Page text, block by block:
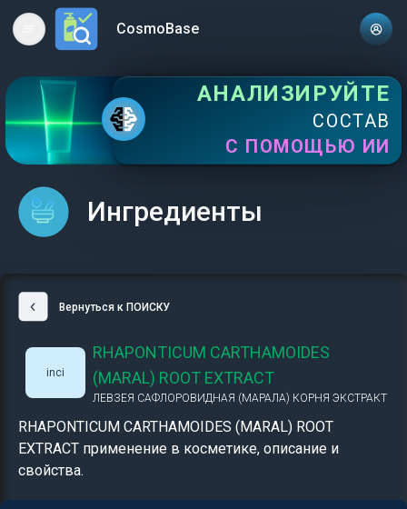
Open main menuCosmoBase
АНАЛИЗИРУЙТЕ
СОСТАВ
С ПОМОЩЬЮ ИИ
Ингредиенты
Вернуться к ПОИСКУ
inci
RHAPONTICUM CARTHAMOIDES
(MARAL) ROOT EXTRACT
ЛЕВЗЕЯ САФЛОРОВИДНАЯ (МАРАЛА) КОРНЯ ЭКСТРАКТ
RHAPONTICUM CARTHAMOIDES (MARAL) ROOT
EXTRACT применение в косметике, описание и
свойства.